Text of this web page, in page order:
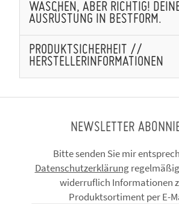
WASCHEN, ABER RICHTIG!
AUSRÜSTUNG IN BESTFORM.
PRODUKTSICHERHEIT //
HERSTELLERINFORMATIONEN
NEWSLETTER
Bitte senden Sie mir
Datenschutzerklärung
widerruflich Informationen
Produktsortiment per E-